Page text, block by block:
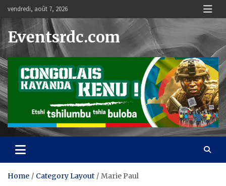
content
vendredi, août 7, 2026
Eventsrdc.com
Home Category Layout Marie Paul